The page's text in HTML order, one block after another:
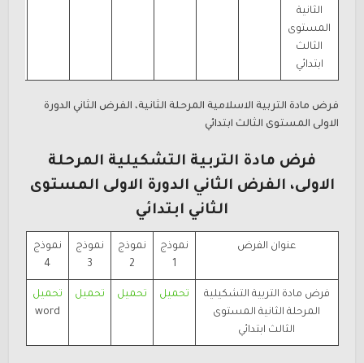
الثانية
المستوى
الثالث
ابتدائي
فرض مادة التربية الاسلامية المرحلة الثانية، الفرض الثاني الدورة
الاولى المستوى الثالث ابتدائي
فرض مادة التربية التشكيلية المرحلة
الاولى، الفرض الثاني الدورة الاولى المستوى
الثاني ابتدائي
عنوان الفرض
نموذج
1
نموذج
2
نموذج
3
نموذج
4
فرض مادة التربية التشكيلية
المرحلة الثانية المستوى
الثالث ابتدائي
تحميل تحميل تحميل
تحميل
word